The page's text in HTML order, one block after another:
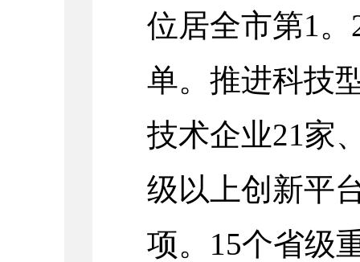
位居全市第1。
单。推进科技
技术企业21家
级以上创新平
项。15个省级